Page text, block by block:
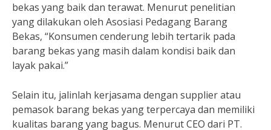
bekas yang baik dan terawat. Menurut penelitian
yang dilakukan oleh Asosiasi Pedagang Barang
Bekas, “Konsumen cenderung lebih tertarik pada
barang bekas yang masih dalam kondisi baik dan
layak pakai.”
Selain itu, jalinlah kerjasama dengan supplier atau
pemasok barang bekas yang terpercaya dan memiliki
kualitas barang yang bagus. Menurut CEO dari PT.